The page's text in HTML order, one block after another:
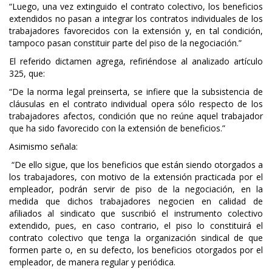
“Luego, una vez extinguido el contrato colectivo, los beneficios
extendidos no pasan a integrar los contratos individuales de los
trabajadores favorecidos con la extensión y, en tal condición,
tampoco pasan constituir parte del piso de la negociación.”
El referido dictamen agrega, refiriéndose al analizado artículo
325, que:
“De la norma legal preinserta, se infiere que la subsistencia de
cláusulas en el contrato individual opera sólo respecto de los
trabajadores afectos, condición que no reúne aquel trabajador
que ha sido favorecido con la extensión de beneficios.”
Asimismo señala:
“De ello sigue, que los beneficios que están siendo otorgados a
los trabajadores, con motivo de la extensión practicada por el
empleador, podrán servir de piso de la negociación, en la
medida que dichos trabajadores negocien en calidad de
afiliados al sindicato que suscribió el instrumento colectivo
extendido, pues, en caso contrario, el piso lo constituirá el
contrato colectivo que tenga la organización sindical de que
formen parte o, en su defecto, los beneficios otorgados por el
empleador, de manera regular y periódica.